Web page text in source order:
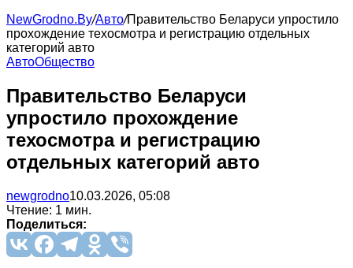
NewGrodno.By/Авто/Правительство Беларуси упростило
прохождение техосмотра и регистрацию отдельных
категорий авто
АвтоОбщество
Правительство Беларуси
упростило прохождение
техосмотра и регистрацию
отдельных категорий авто
newgrodno10.03.2026, 05:08
Чтение: 1 мин.
Поделиться: